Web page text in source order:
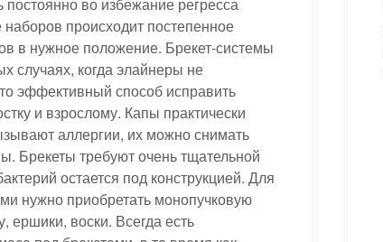
происходит постепенное
в нужное положение. Брекет-системы
случаях, когда элайнеры не
эффективный способ исправить
и взрослому. Капы практически
аллергии, их можно снимать
Брекеты требуют очень тщательной
остается под конструкцией. Для
нужно приобретать монопучковую
ершики, воски. Всегда есть